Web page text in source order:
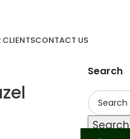
CLIENTSCONTACT US
Search
Search